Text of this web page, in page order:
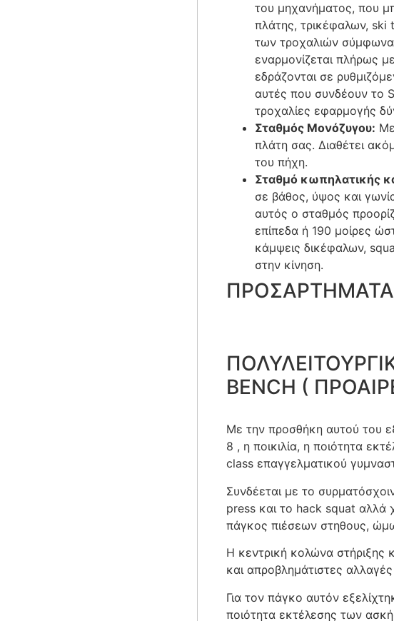
του μηχανήματος, που
πλάτης, τρικέφαλων, ski
των τροχαλιών
εναρμονίζεται πλήρως
εδράζονται σε
αυτές που συνδέουν το
τροχαλίες εφαρμογής
Σταθμός Μονόζυγου:
πλάτη σας. Διαθέτει
του πήχη.
Σταθμό κωπηλατικής
σε βάθος, ύψος και
αυτός ο σταθμός
επίπεδα ή 190 μοίρες
κάμψεις δικέφαλων,
στην κίνηση.
ΠΡΟΣΑΡΤΗΜΑΤΑ
BENCH (
Με την προσθήκη αυτού του
8 , η ποικιλία, η ποιότητα
class επαγγελματικού
Συνδέεται με το
press και το hack squat αλλά
πάγκος πιέσεων στηθους,
Η κεντρική κολώνα στήριξης
και απροβλημάτιστες
Για τον πάγκο αυτόν
ποιότητα εκτέλεσης των